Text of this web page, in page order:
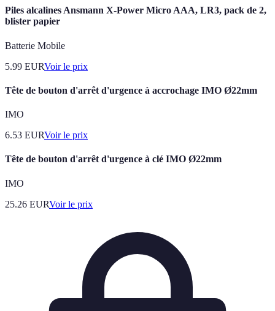
Piles alcalines Ansmann X-Power Micro AAA, LR3, pack de 2,
blister papier
Batterie Mobile
5.99 EURVoir le prix
Tête de bouton d'arrêt d'urgence à accrochage IMO Ø22mm
IMO
6.53 EURVoir le prix
Tête de bouton d'arrêt d'urgence à clé IMO Ø22mm
IMO
25.26 EURVoir le prix